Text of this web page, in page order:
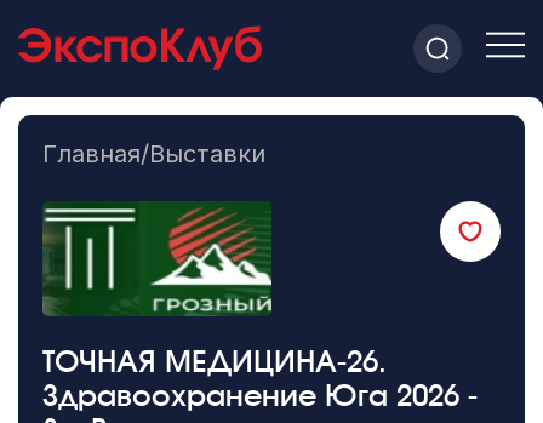
Главная/Выставки
ТОЧНАЯ МЕДИЦИНА-26.
Здравоохранение Юга 2026 -